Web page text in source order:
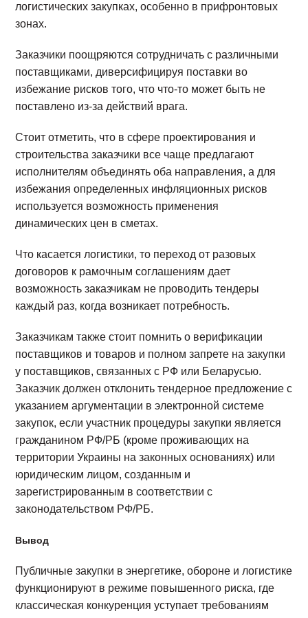
логистических закупках, особенно в прифронтовых
зонах.
Заказчики поощряются сотрудничать с различными
поставщиками, диверсифицируя поставки во
избежание рисков того, что что-то может быть не
поставлено из-за действий врага.
Стоит отметить, что в сфере проектирования и
строительства заказчики все чаще предлагают
исполнителям объединять оба направления, а для
избежания определенных инфляционных рисков
используется возможность применения
динамических цен в сметах.
Что касается логистики, то переход от разовых
договоров к рамочным соглашениям дает
возможность заказчикам не проводить тендеры
каждый раз, когда возникает потребность.
Заказчикам также стоит помнить о верификации
поставщиков и товаров и полном запрете на закупки
у поставщиков, связанных с РФ или Беларусью.
Заказчик должен отклонить тендерное предложение с
указанием аргументации в электронной системе
закупок, если участник процедуры закупки является
гражданином РФ/РБ (кроме проживающих на
территории Украины на законных основаниях) или
юридическим лицом, созданным и
зарегистрированным в соответствии с
законодательством РФ/РБ.
Вывод
Публичные закупки в энергетике, обороне и логистике
функционируют в режиме повышенного риска, где
классическая конкуренция уступает требованиям